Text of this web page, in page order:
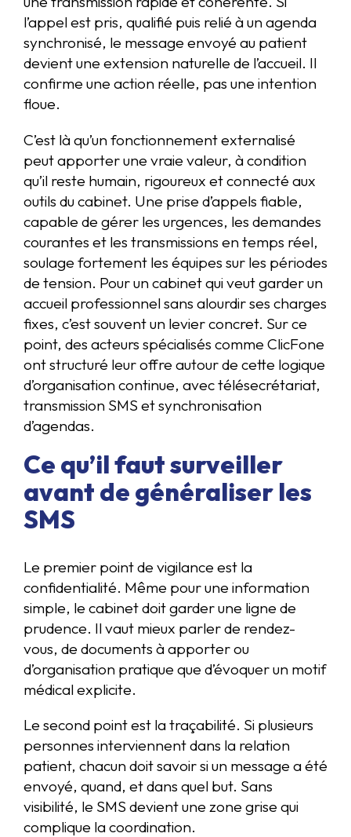
l’appel est pris, qualifié puis relié à un agenda
synchronisé, le message envoyé au patient
devient une extension naturelle de l’accueil. Il
confirme une action réelle, pas une intention
floue.
C’est là qu’un fonctionnement externalisé
peut apporter une vraie valeur, à condition
qu’il reste humain, rigoureux et connecté aux
outils du cabinet. Une prise d’appels fiable,
capable de gérer les urgences, les demandes
courantes et les transmissions en temps réel,
soulage fortement les équipes sur les périodes
de tension. Pour un cabinet qui veut garder un
accueil professionnel sans alourdir ses charges
fixes, c’est souvent un levier concret. Sur ce
point, des acteurs spécialisés comme ClicFone
ont structuré leur offre autour de cette logique
d’organisation continue, avec télésecrétariat,
transmission SMS et synchronisation
d’agendas.
Ce qu’il faut surveiller
avant de généraliser les
SMS
Le premier point de vigilance est la
confidentialité. Même pour une information
simple, le cabinet doit garder une ligne de
prudence. Il vaut mieux parler de rendez-
vous, de documents à apporter ou
d’organisation pratique que d’évoquer un motif
médical explicite.
Le second point est la traçabilité. Si plusieurs
personnes interviennent dans la relation
patient, chacun doit savoir si un message a été
envoyé, quand, et dans quel but. Sans
visibilité, le SMS devient une zone grise qui
complique la coordination.